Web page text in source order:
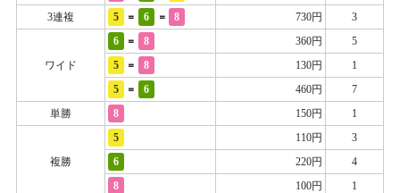
3連複
5 = 6 = 8 730円 3
ワイド
6 = 8 360円
5
5
= 8 130円
1
5
= 6 460円
7
単勝
8 150円 1
複勝
5 110円
3
6
220円
4
8
100円
1